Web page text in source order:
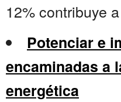
12% contribuye
Potenciar e
encaminadas a
energética